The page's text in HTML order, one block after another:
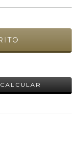
CALCULAR